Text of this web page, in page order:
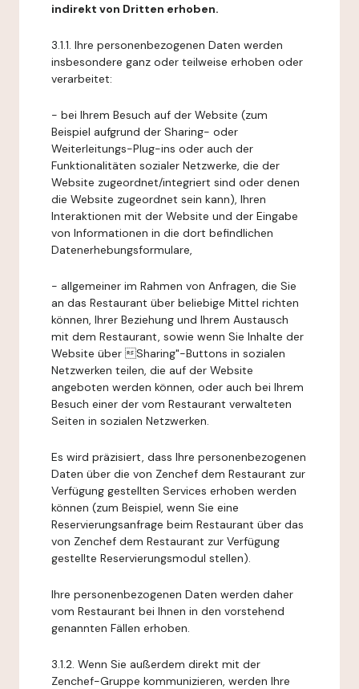
indirekt von Dritten erhoben.
3.1.1. Ihre personenbezogenen Daten werden
insbesondere ganz oder teilweise erhoben oder
verarbeitet:
- bei Ihrem Besuch auf der Website (zum
Beispiel aufgrund der Sharing- oder
Weiterleitungs-Plug-ins oder auch der
Funktionalitäten sozialer Netzwerke, die der
Website zugeordnet/integriert sind oder denen
die Website zugeordnet sein kann), Ihren
Interaktionen mit der Website und der Eingabe
von Informationen in die dort befindlichen
Datenerhebungsformulare,
- allgemeiner im Rahmen von Anfragen, die Sie
an das Restaurant über beliebige Mittel richten
können, Ihrer Beziehung und Ihrem Austausch
mit dem Restaurant, sowie wenn Sie Inhalte der
Website über Sharing"-Buttons in sozialen
Netzwerken teilen, die auf der Website
angeboten werden können, oder auch bei Ihrem
Besuch einer der vom Restaurant verwalteten
Seiten in sozialen Netzwerken.
Es wird präzisiert, dass Ihre personenbezogenen
Daten über die von Zenchef dem Restaurant zur
Verfügung gestellten Services erhoben werden
können (zum Beispiel, wenn Sie eine
Reservierungsanfrage beim Restaurant über das
von Zenchef dem Restaurant zur Verfügung
gestellte Reservierungsmodul stellen).
Ihre personenbezogenen Daten werden daher
vom Restaurant bei Ihnen in den vorstehend
genannten Fällen erhoben.
3.1.2. Wenn Sie außerdem direkt mit der
Zenchef-Gruppe kommunizieren, werden Ihre